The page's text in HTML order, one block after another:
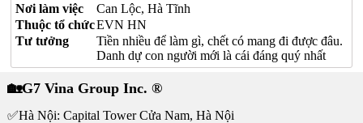
Nơi làm việc
Can Lộc, Hà Tĩnh
Thuộc tổ chứcEVN HN
Tư tưởng
Tiền nhiều để làm gì, chết có mang đi được đâu.
Danh dự con người mới là cái đáng quý nhất
🏡G7 Vina Group Inc. ®
✅Hà Nội: Capital Tower Cửa Nam, Hà Nội